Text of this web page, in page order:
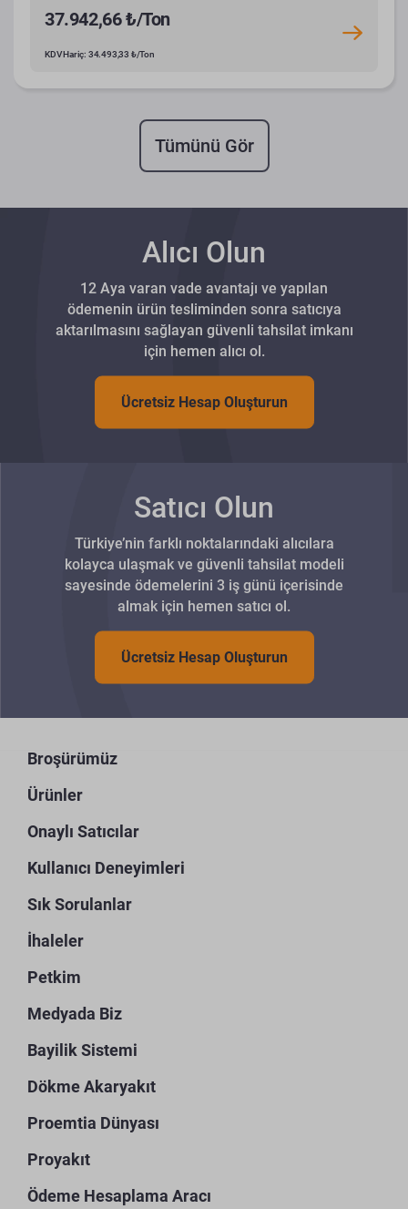
37.942,66 ₺/Ton
KDV Hariç: 34.493,33 ₺/Ton
Tümünü Gör
Alıcı Olun
12 Aya varan vade avantajı ve yapılan
ödemenin ürün tesliminden sonra satıcıya
aktarılmasını sağlayan güvenli tahsilat imkanı
için hemen alıcı ol.
Ücretsiz Hesap Oluşturun
Satıcı Olun
Türkiye’nin farklı noktalarındaki alıcılara
kolayca ulaşmak ve güvenli tahsilat modeli
sayesinde ödemelerini 3 iş günü içerisinde
almak için hemen satıcı ol.
Ücretsiz Hesap Oluşturun
Broşürümüz
Ürünler
Onaylı Satıcılar
Kullanıcı Deneyimleri
Sık Sorulanlar
İhaleler
Petkim
Medyada Biz
Bayilik Sistemi
Dökme Akaryakıt
Proemtia Dünyası
Proyakıt
Ödeme Hesaplama Aracı